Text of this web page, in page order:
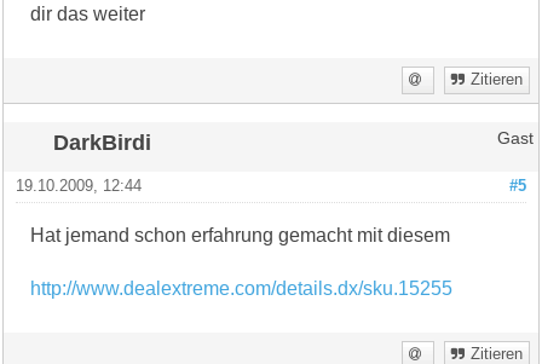
dir das weiter
Zitieren
DarkBirdi Gast
#5
19.10.2009, 12:44
Hat jemand schon erfahrung gemacht mit diesem
http://www.dealextreme.com/details.dx/sku.15255
Zitieren